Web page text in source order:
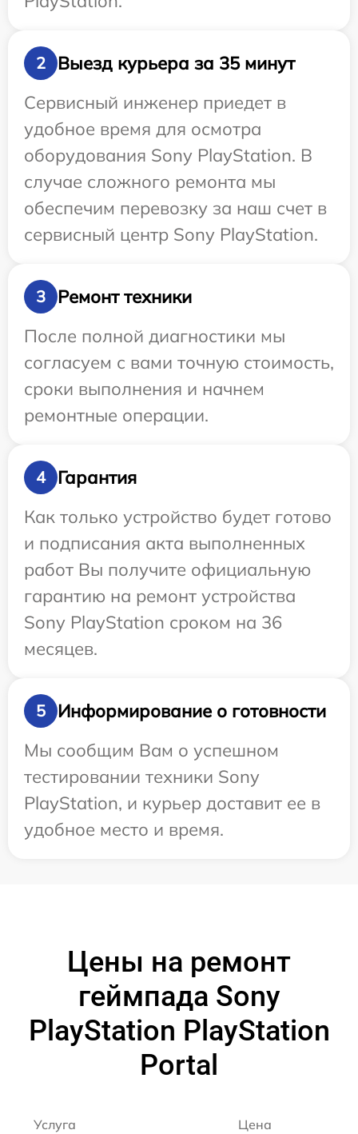
2
Выезд курьера за 35 минут
Сервисный инженер приедет в
удобное время для осмотра
оборудования Sony PlayStation. В
случае сложного ремонта мы
обеспечим перевозку за наш счет в
сервисный центр Sony PlayStation.
3
Ремонт техники
После полной диагностики мы
согласуем с вами точную стоимость,
сроки выполнения и начнем
ремонтные операции.
4
Гарантия
Как только устройство будет готово
и подписания акта выполненных
работ Вы получите официальную
гарантию на ремонт устройства
Sony PlayStation сроком на 36
месяцев.
5
Информирование о готовности
Мы сообщим Вам о успешном
тестировании техники Sony
PlayStation, и курьер доставит ее в
удобное место и время.
Цены на ремонт
геймпада Sony
PlayStation PlayStation
Portal
Услуга Цена